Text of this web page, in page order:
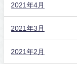
2021年4月
2021年3月
2021年2月